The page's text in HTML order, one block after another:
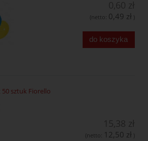
(netto: 0,49 zł )
do koszyka
sztuk Fiorello
(netto: 12,50 zł )